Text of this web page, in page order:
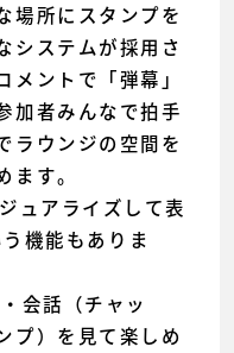
場所にスタンプを
システムが採用さ
ントで「弾幕」
加者みんなで拍手
ラウンジの空間を
す。
ュアライズして表
う機能もありま
会話（チャッ
プ）を見て楽しめ